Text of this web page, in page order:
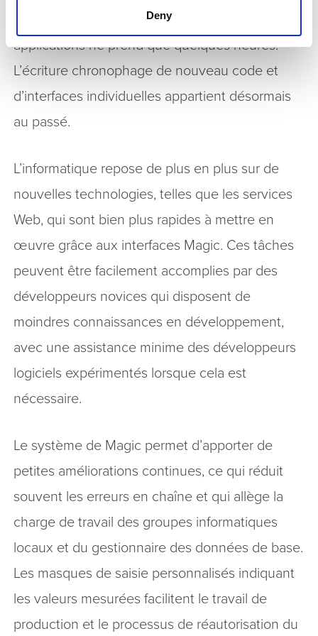
Deny
conception de nouveaux processus et
applications ne prend que quelques heures.
L’écriture chronophage de nouveau code et
d’interfaces individuelles appartient désormais
au passé.
L’informatique repose de plus en plus sur de
nouvelles technologies, telles que les services
Web, qui sont bien plus rapides à mettre en
œuvre grâce aux interfaces Magic. Ces tâches
peuvent être facilement accomplies par des
développeurs novices qui disposent de
moindres connaissances en développement,
avec une assistance minime des développeurs
logiciels expérimentés lorsque cela est
nécessaire.
Le système de Magic permet d’apporter de
petites améliorations continues, ce qui réduit
souvent les erreurs en chaîne et qui allège la
charge de travail des groupes informatiques
locaux et du gestionnaire des données de base.
Les masques de saisie personnalisés indiquant
les valeurs mesurées facilitent le travail de
production et le processus de réautorisation du